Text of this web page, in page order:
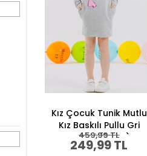
Kız Çocuk Tunik Mutlu
Kız Baskılı Pullu Gri
Melanj (3 Yaş)
249,99 TL
459,99 TL